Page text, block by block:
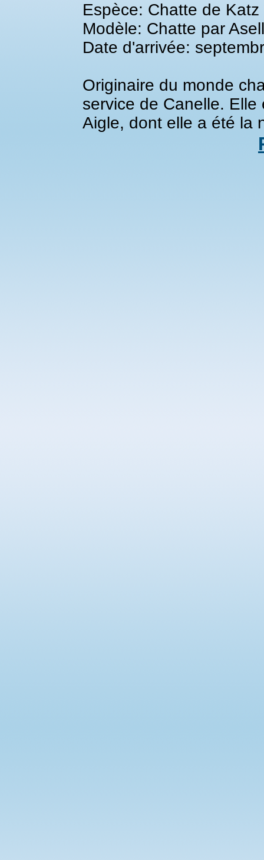
Espèce: Chatte de Katz
Modèle: Chatte par
Date d'arrivée:
Originaire du monde
service de Canelle.
Aigle, dont elle a été la